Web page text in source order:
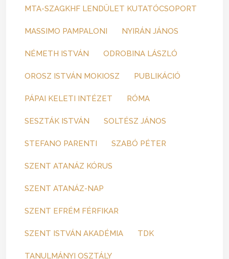
MTA-SZAGKHF LENDÜLET KUTATÓCSOPORT
MASSIMO PAMPALONI NYIRÁN JÁNOS
NÉMETH ISTVÁN ODROBINA LÁSZLÓ
OROSZ ISTVÁN MOKIOSZ PUBLIKÁCIÓ
PÁPAI KELETI INTÉZET RÓMA
SESZTÁK ISTVÁN SOLTÉSZ JÁNOS
STEFANO PARENTI SZABÓ PÉTER
SZENT ATANÁZ KÓRUS
SZENT ATANÁZ-NAP
SZENT EFRÉM FÉRFIKAR
SZENT ISTVÁN AKADÉMIA TDK
TANULMÁNYI OSZTÁLY